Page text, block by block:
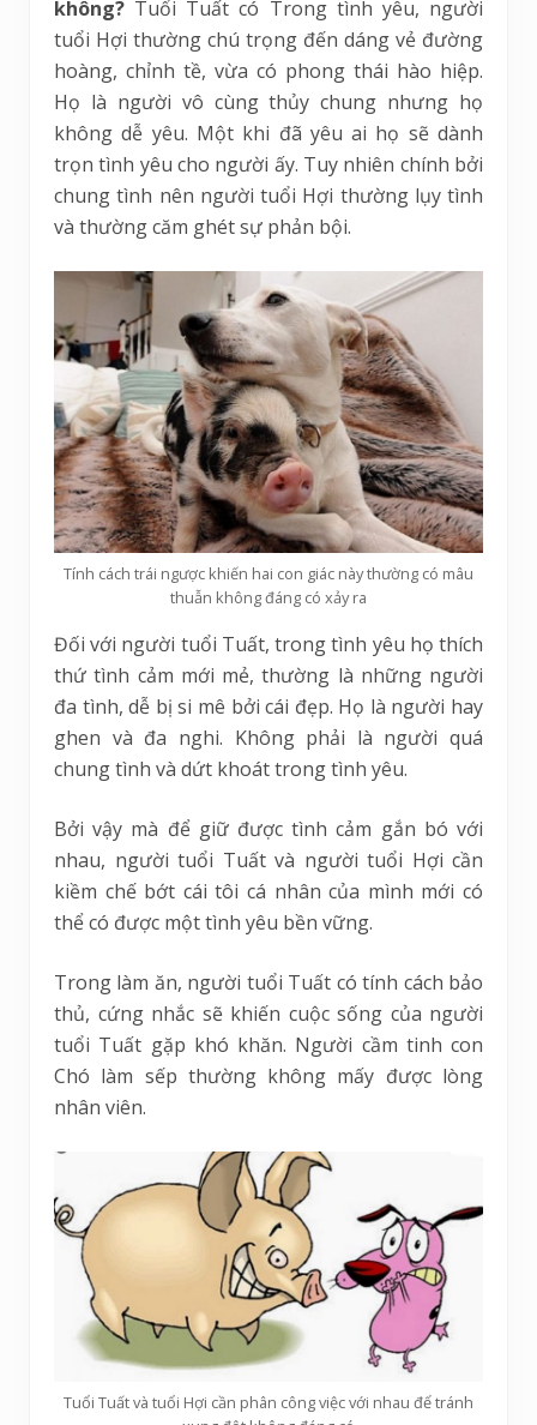
không? Tuổi Tuất có Trong tình yêu, người
tuổi Hợi thường chú trọng đến dáng vẻ đường
hoàng, chỉnh tề, vừa có phong thái hào hiệp.
Họ là người vô cùng thủy chung nhưng họ
không dễ yêu. Một khi đã yêu ai họ sẽ dành
trọn tình yêu cho người ấy. Tuy nhiên chính bởi
chung tình nên người tuổi Hợi thường lụy tình
và thường căm ghét sự phản bội.
Tính cách trái ngược khiến hai con giác này thường có mâu
thuẫn không đáng có xảy ra
Đối với người tuổi Tuất, trong tình yêu họ thích
thứ tình cảm mới mẻ, thường là những người
đa tình, dễ bị si mê bởi cái đẹp. Họ là người hay
ghen và đa nghi. Không phải là người quá
chung tình và dứt khoát trong tình yêu.
Bởi vậy mà để giữ được tình cảm gắn bó với
nhau, người tuổi Tuất và người tuổi Hợi cần
kiềm chế bớt cái tôi cá nhân của mình mới có
thể có được một tình yêu bền vững.
Trong làm ăn, người tuổi Tuất có tính cách bảo
thủ, cứng nhắc sẽ khiến cuộc sống của người
tuổi Tuất gặp khó khăn. Người cầm tinh con
Chó làm sếp thường không mấy được lòng
nhân viên.
Tuổi Tuất và tuổi Hợi cần phân công việc với nhau để tránh